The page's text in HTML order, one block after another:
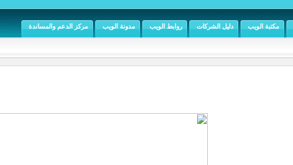
مكتبة الويب دليل الشركات روابط الويب مدونة الويب مركز الدعم والمساندة